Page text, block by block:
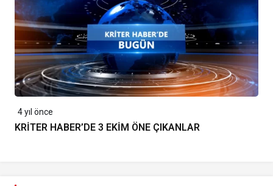
4 yıl önce
KRİTER HABER’DE 3 EKİM ÖNE ÇIKANLAR